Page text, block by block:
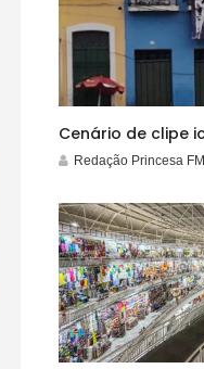
Redação Princesa FM